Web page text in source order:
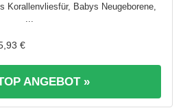
Korallenvliesfür, Babys Neugeborene,
€
ANGEBOT »